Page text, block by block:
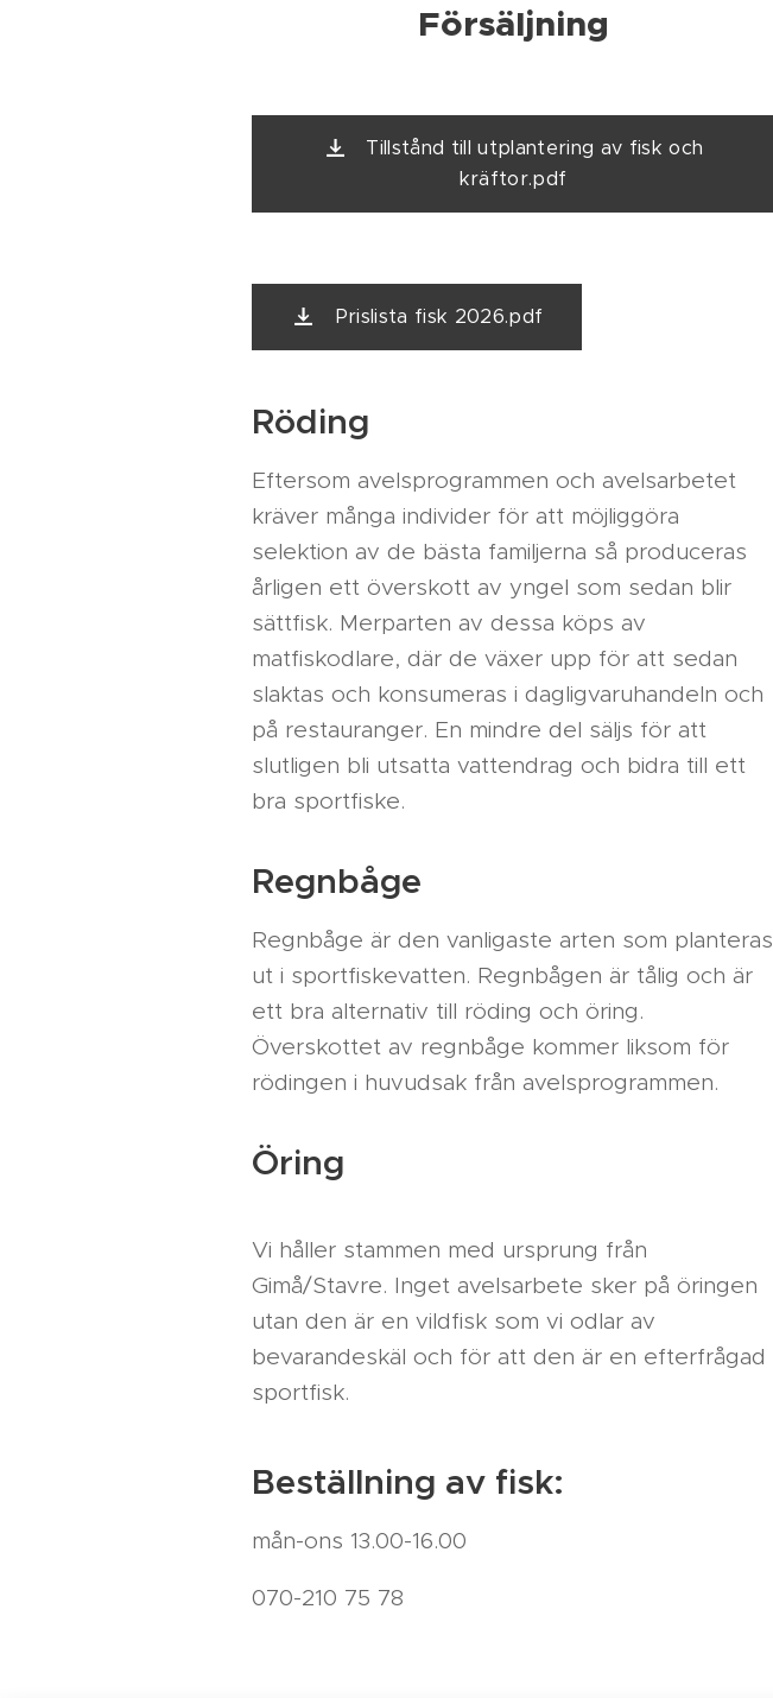
Försäljning
Tillstånd till utplantering av fisk och
kräftor.pdf
Prislista fisk 2026.pdf
Röding
Eftersom avelsprogrammen och avelsarbetet
kräver många individer för att möjliggöra
selektion av de bästa familjerna så produceras
årligen ett överskott av yngel som sedan blir
sättfisk. Merparten av dessa köps av
matfiskodlare, där de växer upp för att sedan
slaktas och konsumeras i dagligvaruhandeln och
på restauranger. En mindre del säljs för att
slutligen bli utsatta vattendrag och bidra till ett
bra sportfiske.
Regnbåge
Regnbåge är den vanligaste arten som planteras
ut i sportfiskevatten. Regnbågen är tålig och är
ett bra alternativ till röding och öring.
Överskottet av regnbåge kommer liksom för
rödingen i huvudsak från avelsprogrammen.
Öring
Vi håller stammen med ursprung från
Gimå/Stavre. Inget avelsarbete sker på öringen
utan den är en vildfisk som vi odlar av
bevarandeskäl och för att den är en efterfrågad
sportfisk.
Beställning av fisk:
mån-ons 13.00-16.00
070-210 75 78